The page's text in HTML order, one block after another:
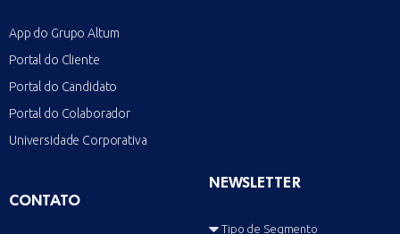
App do Grupo Altum
Portal do Cliente
Portal do Candidato
Portal do Colaborador
Universidade Corporativa
CONTATO
NEWSLETTER